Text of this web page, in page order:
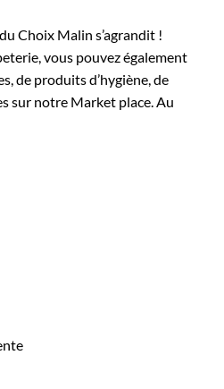
Choix Malin s’agrandit !
vous pouvez également
de produits d’hygiène, de
sur notre Market place. Au